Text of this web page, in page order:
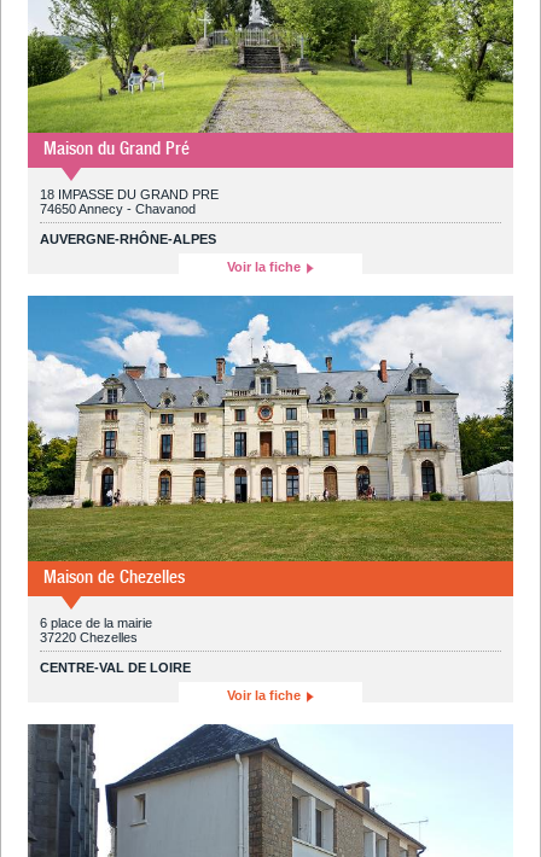
Maison du Grand Pré
18 IMPASSE DU GRAND PRE
74650 Annecy - Chavanod
AUVERGNE-RHÔNE-ALPES
Voir la fiche
Maison de Chezelles
6 place de la mairie
37220 Chezelles
CENTRE-VAL DE LOIRE
Voir la fiche